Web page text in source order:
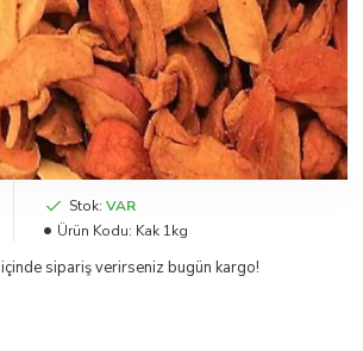
Stok: VAR
Ürün Kodu: Kak 1kg
içinde sipariş verirseniz bugün kargo!